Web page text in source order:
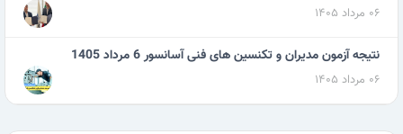
۰۶ مرداد ۱۴۰۵
نتیجه آزمون مدیران و تکنسین های فنی آسانسور 6 مرداد 1405
۰۶ مرداد ۱۴۰۵